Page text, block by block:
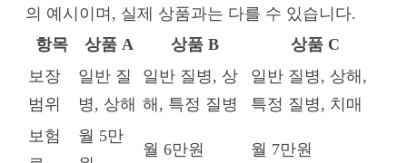
의 예시이며, 실제 상품과는 다를 수 있습니다.
항목
상품 A 상품 B
상품 C
보장
범위
일반 질
병, 상해
일반 질병, 상
해, 특정 질병
일반 질병, 상해,
특정 질병, 치매
보험
월 5만
월 6만원 월 7만원